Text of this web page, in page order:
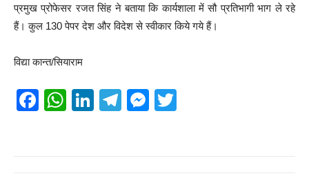
प्रमुख प्रोफेसर रजत सिंह ने बताया कि कार्यशाला में सौ प्रतिभागी भाग ले रहे
हैं। कुल 130 पेपर देश और विदेश से स्वीकार किये गये हैं।
विद्या कान्त/सियाराम
F
W
Li
T
M